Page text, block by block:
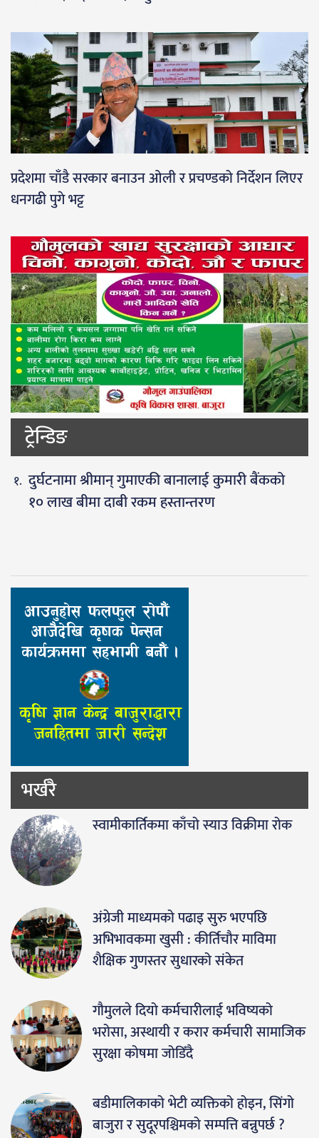
प्रदेशमा चाँडै सरकार बनाउन ओली र प्रचण्डको निर्देशन लिएर
धनगढी पुगे भट्ट
ट्रेन्डिङ
दुर्घटनामा श्रीमान् गुमाएकी बानालाई कुमारी बैंकको
१० लाख बीमा दाबी रकम हस्तान्तरण
भर्खरै
स्वामीकार्तिकमा काँचो स्याउ विक्रीमा रोक
अंग्रेजी माध्यमको पढाइ सुरु भएपछि
अभिभावकमा खुसी : कीर्तिचौर माविमा
शैक्षिक गुणस्तर सुधारको संकेत
गौमुलले दियो कर्मचारीलाई भविष्यको
भरोसा, अस्थायी र करार कर्मचारी सामाजिक
सुरक्षा कोषमा जोडिँदै
बडीमालिकाको भेटी व्यक्तिको होइन, सिंगो
बाजुरा र सुदूरपश्चिमको सम्पत्ति बन्नुपर्छ ?